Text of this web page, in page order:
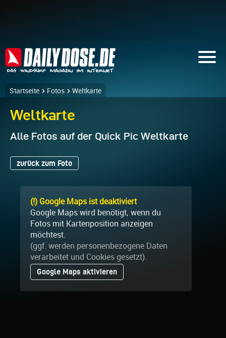
Startseite Fotos Weltkarte
Weltkarte
Alle Fotos auf der Quick Pic Weltkarte
zurück zum Foto
(!) Google Maps ist deaktiviert
Google Maps wird benötigt, wenn du
Fotos mit Kartenposition anzeigen
möchtest.
(ggf. werden personen­bezogene Daten
verarbeitet und Cookies gesetzt).
Google Maps aktivieren